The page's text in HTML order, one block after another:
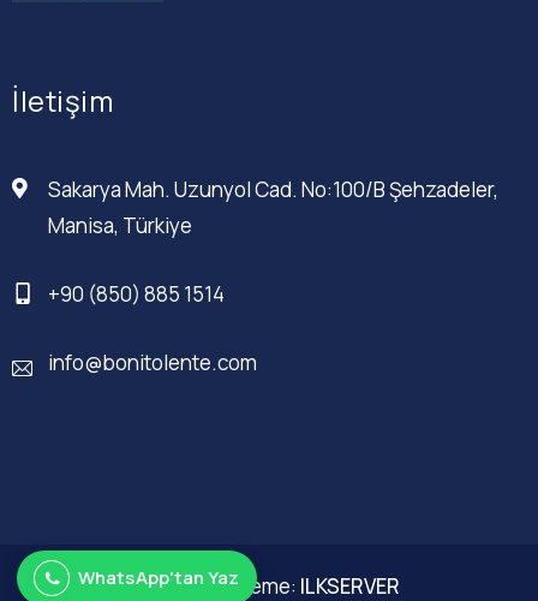
İletişim
Sakarya Mah. Uzunyol Cad. No:100/B Şehzadeler,
Manisa, Türkiye
+90 (850) 885 1514
info@bonitolente.com
Web Düzenleme: ILKSERVER
WhatsApp'tan Yaz